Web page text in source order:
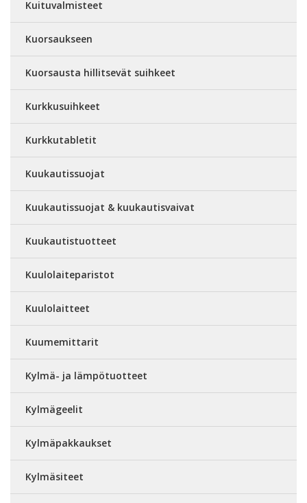
Kuituvalmisteet
Kuorsaukseen
Kuorsausta hillitsevät suihkeet
Kurkkusuihkeet
Kurkkutabletit
Kuukautissuojat
Kuukautissuojat & kuukautisvaivat
Kuukautistuotteet
Kuulolaiteparistot
Kuulolaitteet
Kuumemittarit
Kylmä- ja lämpötuotteet
Kylmägeelit
Kylmäpakkaukset
Kylmäsiteet